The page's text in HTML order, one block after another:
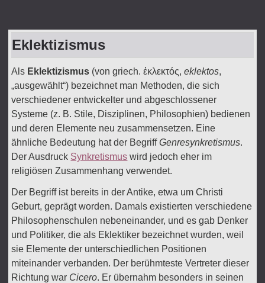
Eklektizismus
Als Eklektizismus (von griech. ἐκλεκτός,eklektos,
„ausgewählt“) bezeichnet man Methoden, die sich
verschiedener entwickelter und abgeschlossener
Systeme (z. B. Stile, Disziplinen, Philosophien) bedienen
und deren Elemente neu zusammensetzen. Eine
ähnliche Bedeutung hat der BegriffGenresynkretismus.
Der Ausdruck Synkretismus wird jedoch eher im
religiösen Zusammenhang verwendet.
Der Begriff ist bereits in der Antike, etwa um Christi
Geburt, geprägt worden. Damals existierten verschiedene
Philosophenschulen nebeneinander, und es gab Denker
und Politiker, die als Eklektiker bezeichnet wurden, weil
sie Elemente der unterschiedlichen Positionen
miteinander verbanden. Der berühmteste Vertreter dieser
Richtung war Cicero. Er übernahm besonders in seinen